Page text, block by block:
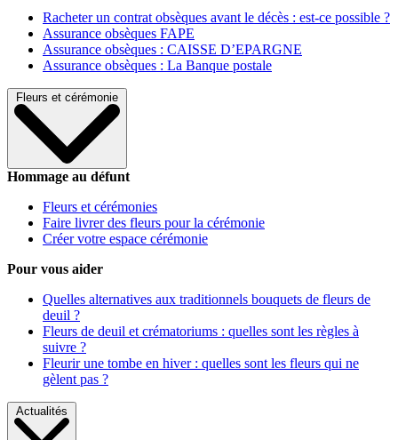
Racheter un contrat obsèques avant le décès : est-ce possible ?
Assurance obsèques FAPE
Assurance obsèques : CAISSE D’EPARGNE
Assurance obsèques : La Banque postale
Fleurs et cérémonie
Hommage au défunt
Fleurs et cérémonies
Faire livrer des fleurs pour la cérémonie
Créer votre espace cérémonie
Pour vous aider
Quelles alternatives aux traditionnels bouquets de fleurs de
deuil ?
Fleurs de deuil et crématoriums : quelles sont les règles à
suivre ?
Fleurir une tombe en hiver : quelles sont les fleurs qui ne
gèlent pas ?
Actualités